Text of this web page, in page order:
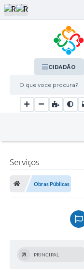
O que voce procura?
CIDADÃO
Serviços
Obras Públicas
PRINCIPAL